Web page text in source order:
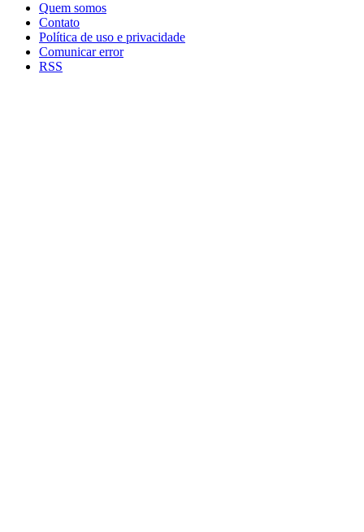
Quem somos
Contato
Política de uso e privacidade
Comunicar error
RSS